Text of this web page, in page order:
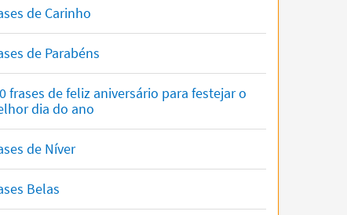
de Carinho
de Parabéns
frases de feliz aniversário para festejar o
dia do ano
de Níver
Belas